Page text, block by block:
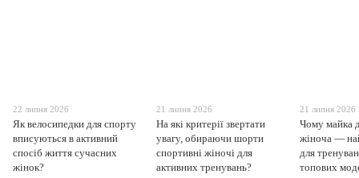
22 липня 2026
Як велосипедки для спорту
вписуються в активний
спосіб життя сучасних
жінок?
21 липня 2026
На які критерії звертати
увагу, обираючи шорти
спортивні жіночі для
активних тренувань?
21 липня 2026
Чому майка
жіноча —
для
топових